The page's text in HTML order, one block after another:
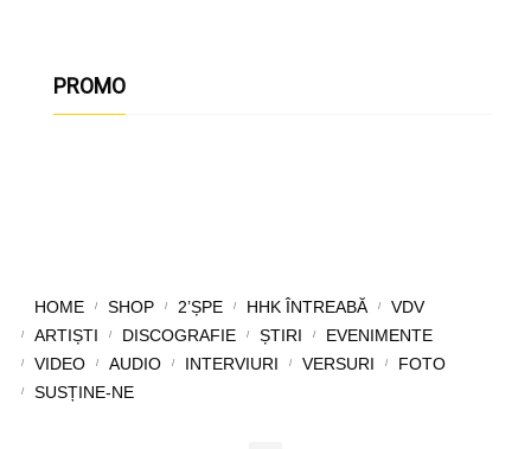
PROMO
HOME SHOP 2’ȘPE HHK ÎNTREABĂ
VDV
ARTIȘTI
DISCOGRAFIE ȘTIRI
EVENIMENTE
VIDEO
AUDIO INTERVIURI VERSURI
FOTO
SUSȚINE-NE